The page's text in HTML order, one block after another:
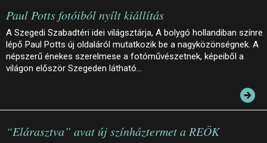
Paul Potts fotóiból nyílt kiállítás
A Szegedi Szabadtéri idei világsztárja, A bolygó hollandiban színre
lépő Paul Potts új oldaláról mutatkozik be a nagyközönségnek. A
népszerű énekes szerelmese a fotóművészetnek, képeiből a
világon először Szegeden látható…
“Elárasztva” avat új színháztermet a REÖK